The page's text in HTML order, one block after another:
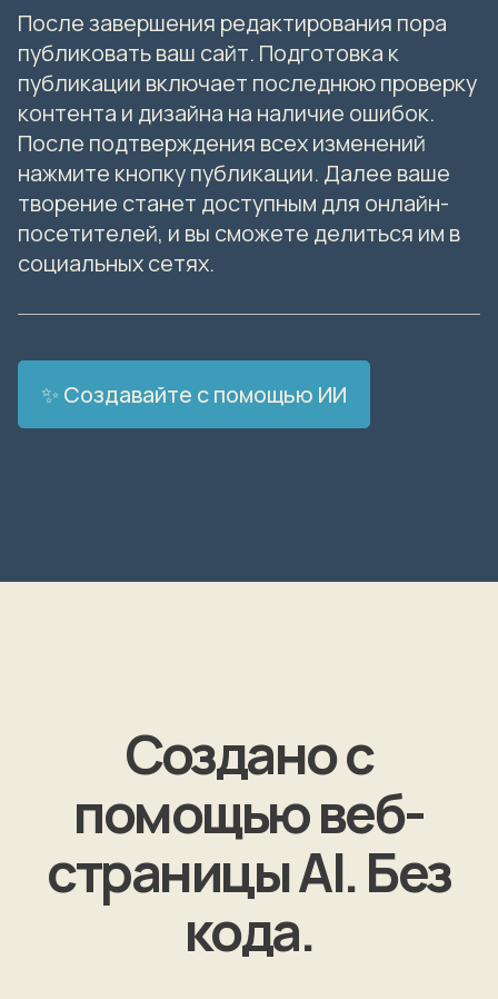
После завершения редактирования пора
публиковать ваш сайт. Подготовка к
публикации включает последнюю проверку
контента и дизайна на наличие ошибок.
После подтверждения всех изменений
нажмите кнопку публикации. Далее ваше
творение станет доступным для онлайн-
посетителей, и вы сможете делиться им в
социальных сетях.
✨ Создавайте с помощью ИИ
Создано с
помощью веб-
страницы AI. Без
кода.